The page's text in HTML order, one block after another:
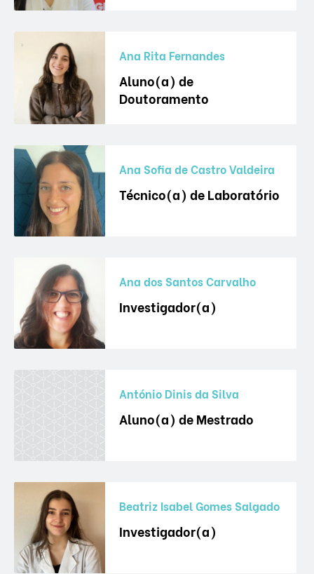
Ana Rita Fernandes
Aluno(a) de
Doutoramento
Ana Sofia de Castro Valdeira
Técnico(a) de Laboratório
Ana dos Santos Carvalho
Investigador(a)
António Dinis da Silva
Aluno(a) de Mestrado
Beatriz Isabel Gomes Salgado
Investigador(a)